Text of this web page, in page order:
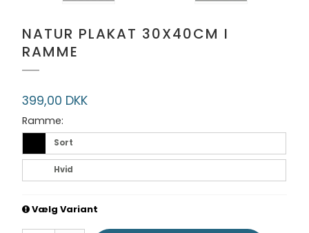
NATUR PLAKAT 30X40CM I
RAMME
399,00 DKK
Ramme:
Sort
Hvid
Vælg Variant